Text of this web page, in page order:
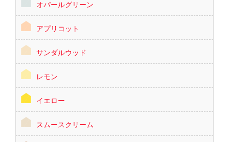
オパールグリーン
アプリコット
サンダルウッド
レモン
イエロー
スムースクリーム